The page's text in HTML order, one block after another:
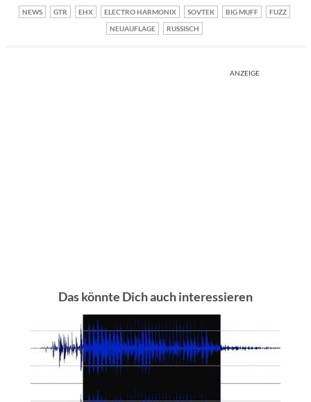
NEWS GTR EHX ELECTRO HARMONIX SOVTEK BIG MUFF
FUZZ
NEUAUFLAGE
RUSSISCH
ANZEIGE
Das könnte Dich auch interessieren